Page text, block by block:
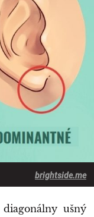
brightside.me
ušný